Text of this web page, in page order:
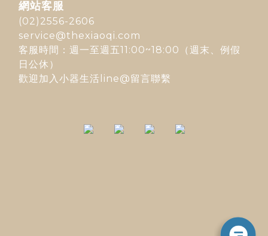
網站客服
(02)2556-2606
service@thexiaoqi.com
客服時間：週一至週五11:00~18:00（週末、例假
日公休）
歡迎加入 小器生活line@留言聯繫